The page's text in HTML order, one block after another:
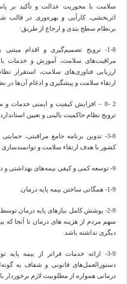
سلامت با محوریت عدالت و تأکید بر
اثربخشی، کارآیی و بهره‌وری در قالب
برنظام سطح بندی و ارجاع از طریق:
1-8- ترویج تصمیم‌گیری و اقدام
مراقبت‌های سلامت، آموزش و خدمات با
ارزیابی فناوری‌های سلامت، استقرار
ارتقاء سلامت و پیشگیری و ادغام آن‌ها
2 -8 – افزایش کیفیت و ایمنی خدمات
ترویج نظام حاکمیت بالینی و تعیین
3-8- تدوین برنامه جامع مراقبتی،
کشور با هدف ارتقاء سلامت و توانمندسازی
9- توسعه کمی و کیفی بیمه‌های بهداشتی و درمانی با هدف:
1-9- همگانی ساختن بیمه پایه درمان.
2-9- پوشش کامل نیازهای پایه درمان
سهم مردم از هزینه های درمان تا آنجا که
دیگری نداشته باشد.
3-9- ارائه خدمات فراتر از بیمه
دستورالعمل‌های قانونی و شفاف به
درمانی همواره از مطلوبیت لازم برخوردار